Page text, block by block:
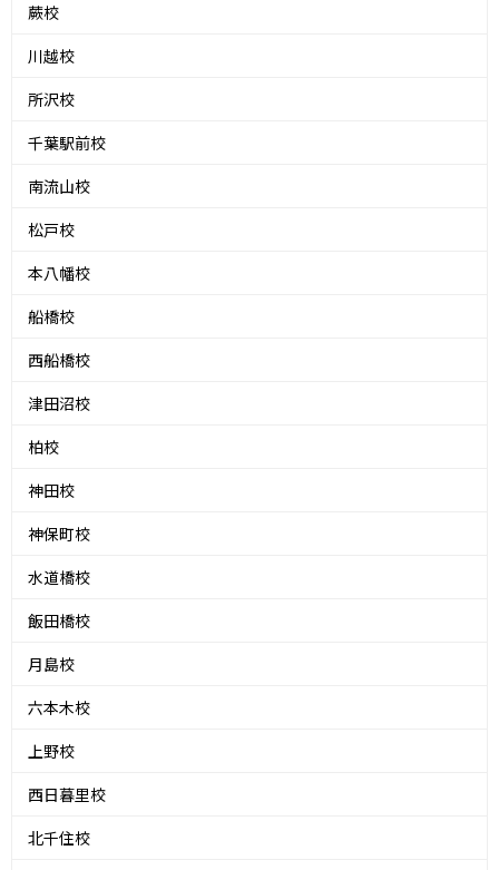
蕨校
川越校
所沢校
千葉駅前校
南流山校
松戸校
本八幡校
船橋校
西船橋校
津田沼校
柏校
神田校
神保町校
水道橋校
飯田橋校
月島校
六本木校
上野校
西日暮里校
北千住校